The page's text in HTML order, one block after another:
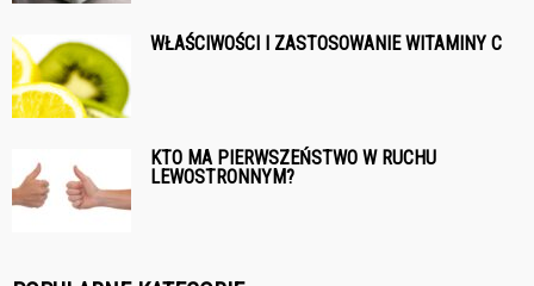
WŁAŚCIWOŚCI I ZASTOSOWANIE WITAMINY C
KTO MA PIERWSZEŃSTWO W RUCHU
LEWOSTRONNYM?